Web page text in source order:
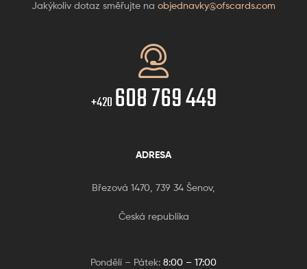
Jakýkoliv dotaz směřujte na objednavky@ofscards.com
+420 608 769 449
ADRESA
Březová 1470, 739 34 Šenov,
Česká republika
Pondělí – Pátek: 8:00 – 17:00